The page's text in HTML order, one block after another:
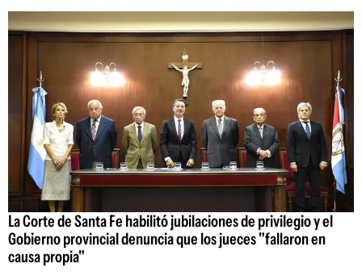
La Corte de Santa Fe habilitó jubilaciones de privilegio y el
Gobierno provincial denuncia que los jueces "fallaron en
causa propia"